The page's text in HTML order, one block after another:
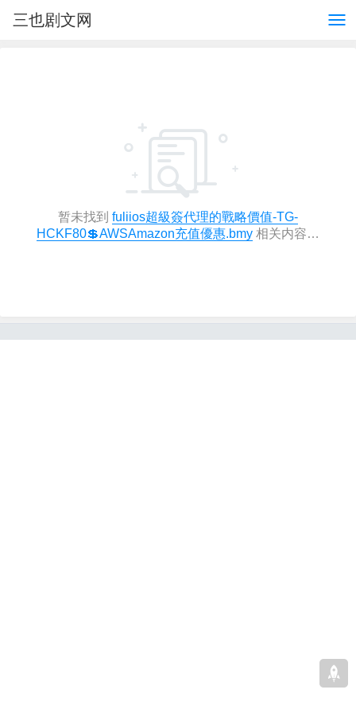
三也剧文网
暂未找到 fuliios超級簽代理的戰略價值-TG-
HCKF80💲AWSAmazon充值優惠.bmy 相关内容…